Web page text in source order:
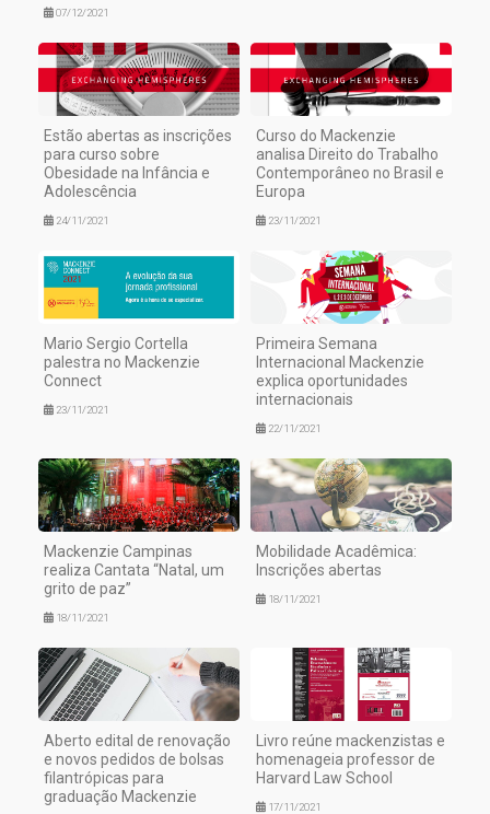
07/12/2021
Estão abertas as inscrições
para curso sobre
Obesidade na Infância e
Adolescência
24/11/2021
Curso do Mackenzie
analisa Direito do Trabalho
Contemporâneo no Brasil e
Europa
23/11/2021
Mario Sergio Cortella
palestra no Mackenzie
Connect
23/11/2021
Primeira Semana
Internacional Mackenzie
explica oportunidades
internacionais
22/11/2021
Mackenzie Campinas
realiza Cantata “Natal, um
grito de paz”
18/11/2021
Mobilidade Acadêmica:
Inscrições abertas
18/11/2021
Aberto edital de renovação
e novos pedidos de bolsas
filantrópicas para
graduação Mackenzie
Livro reúne mackenzistas e
homenageia professor de
Harvard Law School
17/11/2021